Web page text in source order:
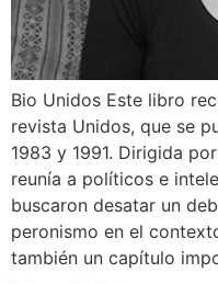
Bio Unidos Este libro
revista Unidos, que se
1983 y 1991. Dirigida
reunía a políticos e
buscaron desatar un
peronismo en el
también un capítulo